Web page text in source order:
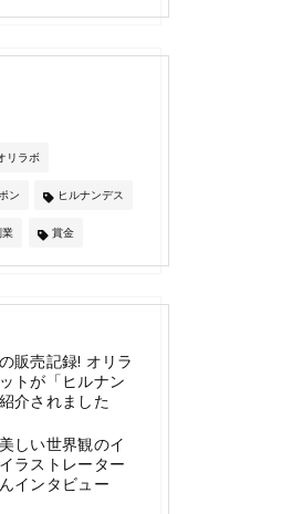
リラボ
ン ヒルナンデス
業 賞金
販売記録! オリラ
トが「ヒルナン
介されました
しい世界観のイ
ラストレーター
インタビュー